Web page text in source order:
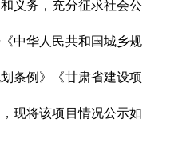
义务，充分征求社会公
中华人民共和国城乡规
条例》《甘肃省建设项
现将该项目情况公示如